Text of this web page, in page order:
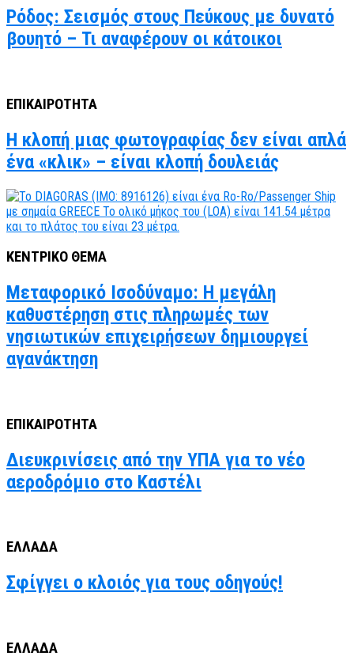
Ρόδος: Σεισμός στους Πεύκους με δυνατό
βουητό – Τι αναφέρουν οι κάτοικοι
ΕΠΙΚΑΙΡΟΤΗΤΑ
Η κλοπή μιας φωτογραφίας δεν είναι απλά
ένα «κλικ» – είναι κλοπή δουλειάς
ΚΕΝΤΡΙΚΟ ΘΕΜΑ
Μεταφορικό Ισοδύναμο: Η μεγάλη
καθυστέρηση στις πληρωμές των
νησιωτικών επιχειρήσεων δημιουργεί
αγανάκτηση
ΕΠΙΚΑΙΡΟΤΗΤΑ
Διευκρινίσεις από την ΥΠΑ για το νέο
αεροδρόμιο στο Καστέλι
ΕΛΛΑΔΑ
Σφίγγει ο κλοιός για τους οδηγούς!
ΕΛΛΑΔΑ